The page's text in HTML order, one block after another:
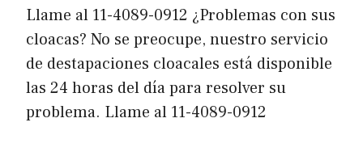
Llame al 11-4089-0912 ¿Problemas con sus
cloacas? No se preocupe, nuestro servicio
de destapaciones cloacales está disponible
las 24 horas del día para resolver su
problema. Llame al 11-4089-0912